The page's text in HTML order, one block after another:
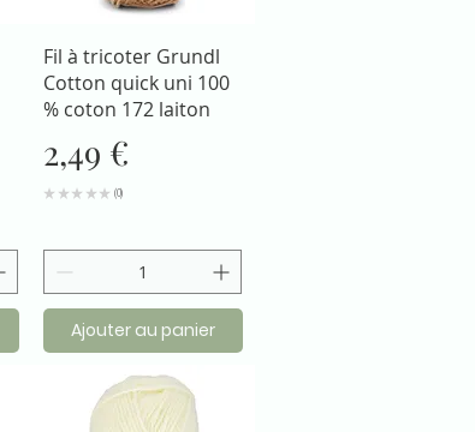
Aperçu rapide
Fil à tricoter Grundl
Cotton quick uni 100
% coton 172 laiton
Prix
2,49 €
★ ★ ★ ★ ★ 0
0
Ajouter au panier